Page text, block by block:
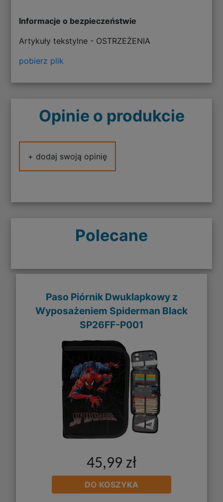
Informacje o bezpieczeństwie
Artykuły tekstylne - OSTRZEŻENIA
pobierz plik
Opinie o produkcie
+ dodaj swoją opinię
Polecane
Paso Piórnik Dwuklapkowy z
Wyposażeniem Spiderman Black
SP26FF-P001
45,99 zł
DO KOSZYKA